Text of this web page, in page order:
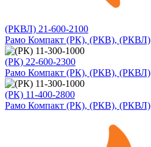
(РКВЛ) 21-600-2100
Рамо Компакт (РК), (РКВ), (РКВЛ)
(РК) 22-600-2300
Рамо Компакт (РК), (РКВ), (РКВЛ)
(РК) 11-400-2800
Рамо Компакт (РК), (РКВ), (РКВЛ)